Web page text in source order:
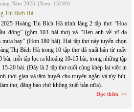
Năm 2025 (Xem: 15249)
Thị Bích Hà
Hoàng Thị Bích Hà trình làng 2 tập thơ: “Hoa
đông” (gồm 103 bài thơ) và “Hẹn anh về vĩ dạ
mưa bay” (Hơn 180 bài). Hai tập thơ này tuyển chọn
Thị Bích Hà trong 10 tập thơ đã xuất bản từ mấy
bài, mỗi tập lọc ra khoảng 10-15 bài, trong những tập
20 bài. (Đây là 2 tập thơ cuối cùng khép lại việc in
thời gian và tâm huyết cho truyện ngắn và tùy bút,
thơ, đăng báo chứ không xuất bản nữa).
Đọc thêm